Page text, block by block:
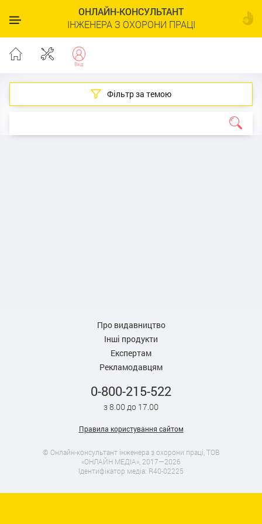
ОНЛАЙН-КОНСУЛЬТАНТ
ІНЖЕНЕРА З ОХОРОНИ ПРАЦІ
Фільтр за темою
Про видавництво
Інші продукти
Експертам
Рекламодавцям
0-800-215-522
з 8.00 до 17.00
Правила користування сайтом
© Онлайн-консультант інженера з охорони праці, ТОВ
«ОНЛАЙН МЕДІА», 2017—2026
Ідентифікатор медіа: R40-02225